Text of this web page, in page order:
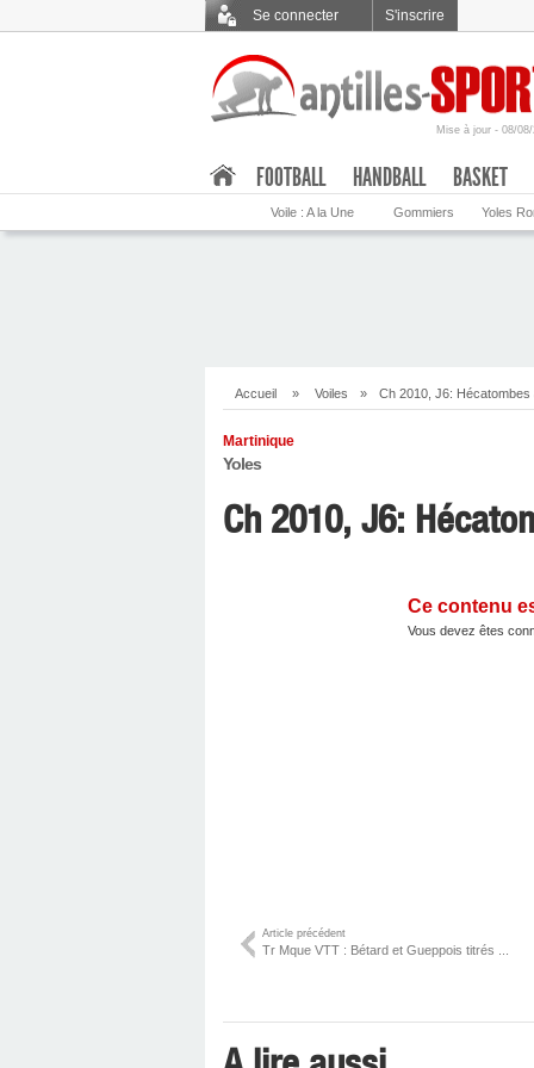
Se connecter S'inscrire
Mise à jour - 08/08/
FOOTBALL HANDBALL BASKET
Voile : A la Une Gommiers Yoles
Accueil » Voiles » Ch 2010, J6: Hécatombes
Martinique
Yoles
Ch 2010, J6:
Ce contenu
Vous devez êtes
Article précédent
Tr Mque VTT : Bétard et Gueppois titrés ...